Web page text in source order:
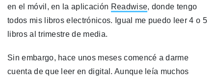
en el móvil, en la aplicación Readwise, donde tengo
todos mis libros electrónicos. Igual me puedo leer 4 o 5
libros al trimestre de media.
Sin embargo, hace unos meses comencé a darme
cuenta de que leer en digital. Aunque leía muchos